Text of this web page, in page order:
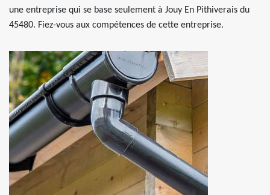
une entreprise qui se base seulement à Jouy En Pithiverais du
45480. Fiez-vous aux compétences de cette entreprise.